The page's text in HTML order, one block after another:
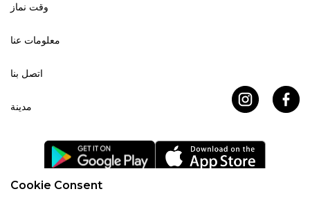
Cookie Consent
وقت نماز
معلومات عنا
اتصل بنا
مدينة